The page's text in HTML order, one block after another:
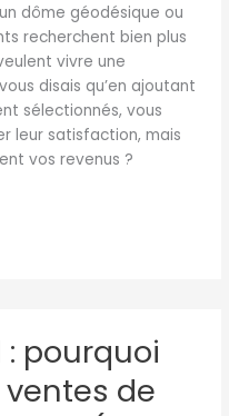
dôme géodésique ou
recherchent bien plus
vivre une
disais qu’en ajoutant
sélectionnés, vous
leur satisfaction, mais
vos revenus ?
: pourquoi
de